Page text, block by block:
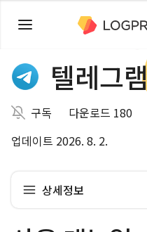
텔레그램
구독
다운로드 180
업데이트 2026. 8. 2.
상세정보